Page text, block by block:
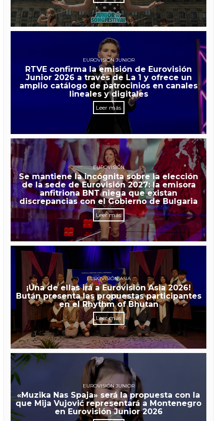
EUROVISIÓN JUNIOR
RTVE confirma la emisión de Eurovisión
Junior 2026 a través de La 1 y ofrece un
amplio catálogo de patrocinios en canales
lineales y digitales
Leer más
EUROVISIÓN
Se mantiene la incógnita sobre la elección
de la sede de Eurovisión 2027: la emisora
anfitriona BNT niega que existan
discrepancias con el Gobierno de Bulgaria
Leer más
EUROVISIÓN ASIA
¡Una de ellas irá a Eurovisión Asia 2026!
Bután presenta las propuestas participantes
en el Rhythm of Bhutan
Leer más
EUROVISIÓN JUNIOR
«Muzika Nas Spaja» será la propuesta con la
que Mija Vujović representará a Montenegro
en Eurovisión Junior 2026